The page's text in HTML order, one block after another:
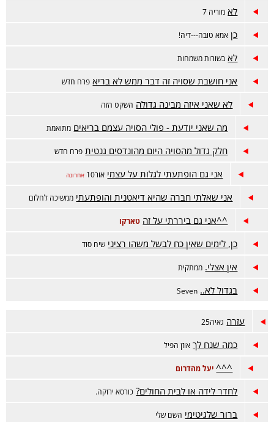
לא מוריה 7
כן אמא טובה---דיה!
לא בשורות משמחות
אני חושבת שסויה זה דבר ממש לא בריא פרח חדש
לא שאני איזה מבינה גדולה השקט הזה
מה שאני יודעת - פולי הסויה עצמם בריאים מתואמת
חלק גדול מהסויה היום מהונדסים גנטית פרח חדש
אני גם הופתעתי לגלות על עצמי אור10 אחרונה
אני שאלתי חברה שהיא דיאטנית והופתעתי ממשיכה לחלום
^^אני גם ביררתי על זה טארקו
כן, לימים שאין כח לבשל משהו רציני שיח סוד
אין אצלי. ממתקית
בגדול לא.. Seven
עזרה גאיה25
כמה שנח לך אוזן הפיל
^^^ יעל מהדרום
לחדר לידה או לבית החולים? כורסא ירוקה.
ברור שלגיטימי השם שלי